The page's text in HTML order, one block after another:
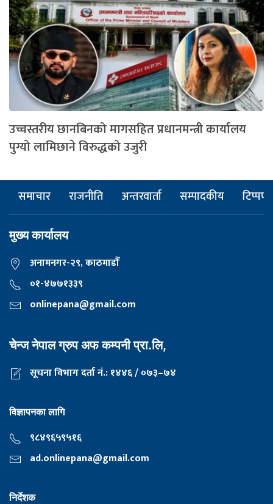
उच्चस्तरीय छानबिनको मागसहित प्रधानमन्त्री कार्यालय
पुग्यो लामिछाने विरुद्धको उजुरी
समाचार राजनीति अन्तरवार्ता सम्पादकीय टिप्पणी
मुख्य कार्यालय
अनामनगर-२९, काठमाडाैँ
०१-४७७१३३९
onlinepana@gmail.com
चेन्ज नेपाल ग्रुप अफ कम्पनी प्रा.लि,
सूचना विभाग दर्ता नं.: १४४६ / ०७३–७४
विज्ञापनका लागि
९८४९६५९५१६
ad.onlinepana@gmail.com
निर्देशक